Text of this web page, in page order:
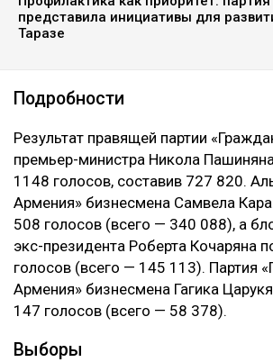
представила инициативы для
Таразе
Подробности
Результат правящей партии
премьер-министра Никола
1148 голосов, составив 727 820.
Армения» бизнесмена Самвела
508 голосов (всего — 340 088), а
экс-президента Роберта Кочаряна
голосов (всего — 145 113). Партия
Армения» бизнесмена Гагика
147 голосов (всего — 58 378).
Выборы